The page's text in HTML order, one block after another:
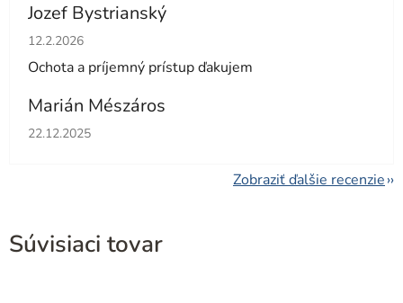
Jozef Bystrianský
Hodnotenie obchodu je 5 z 5 hviezdičiek.
12.2.2026
Ochota a príjemný prístup ďakujem
Marián Mészáros
Hodnotenie obchodu je 5 z 5 hviezdičiek.
22.12.2025
Zobraziť ďalšie recenzie
Súvisiaci tovar